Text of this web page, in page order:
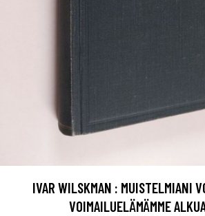
IVAR WILSKMAN : MUISTELMIANI
VOIMAILUELÄMÄMME